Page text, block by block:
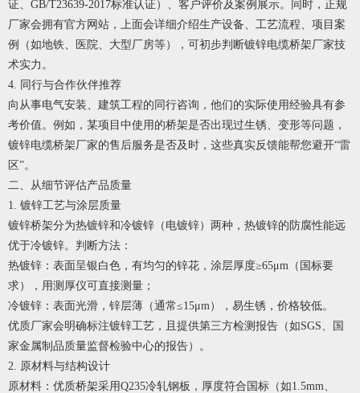
证、GB/T23639-2017标准认证）、客户评价及案例展示。同时，正规
厂家会拥有官方网站，上面会详细介绍生产设备、工艺流程、项目案
例（如地铁、医院、大型厂房等），可初步判断镀锌电缆桥架厂家技
术实力。
4. 同行与合作伙伴推荐
向从事电气安装、建筑工程的同行咨询，他们的实际使用经验具有参
考价值。例如，某项目中使用的桥架是否出现过生锈、变形等问题，
镀锌电缆桥架厂家的售后服务是否及时，这些真实反馈能帮您避开“雷
区”。
二、从细节评估产品质量
1. 镀锌工艺与涂层质量
镀锌桥架分为热镀锌和冷镀锌（电镀锌）两种，热镀锌的防腐性能远
优于冷镀锌。判断方法：
热镀锌：表面呈银白色，有均匀的锌花，涂层厚度≥65μm（国标要
求），用测厚仪可直接测量；
冷镀锌：表面光滑，锌层薄（通常≤15μm），易生锈，价格较低。
优质厂家会明确标注镀锌工艺，且提供第三方检测报告（如SGS、国
家金属制品质量监督检验中心的报告）。
2. 原材料与结构设计
原材料：优质桥架采用Q235冷轧钢板，厚度符合国标（如1.5mm、